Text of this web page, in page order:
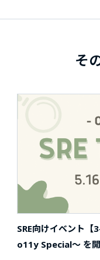
そ
SRE向けイベント
o11y Special〜 を